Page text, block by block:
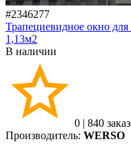
#2346277
Трапециевидное окно
1,13м2
В наличии
0 | 840
Производитель: WERSO